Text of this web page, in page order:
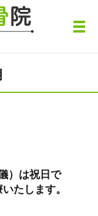
メ
）は祝日で
たします。